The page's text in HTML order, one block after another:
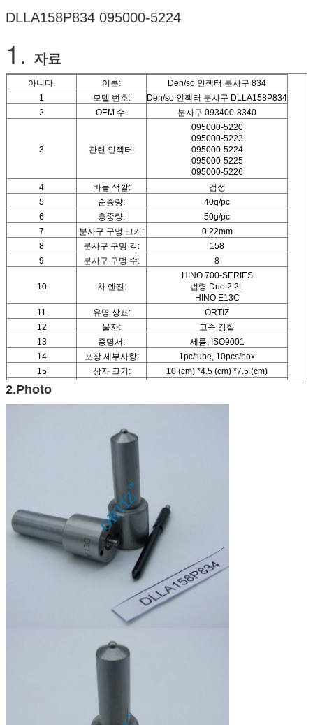
DLLA158P834 095000-5224
1. 자료
아니다. 이름:
Den/so 인젝터 분사구 834
1
모델 번호:
Den/so 인젝터 분사구 DLLA158P834
2
OEM 수: 분사구 093400-8340
3 관련 인젝터:
095000-5220
095000-5223
095000-5224
095000-5225
095000-5226
4
바늘 색깔:
검정
5
순중량:
40g/pc
6
총중량:
50g/pc
7
분사구 구멍 크기:
0.22mm
8
분사구 구멍 각:
158
9
분사구 구멍 수: 8
10 차 엔진:
HINO 700-SERIES
법령 Duo 2.2L
HINO E13C
11
유명 상표:
ORTIZ
12
물자:
고속 강철
13
증명서:
세륨, ISO9001
14
포장 세부사항:
1pc/tube, 10pcs/box
15
상자 크기:
10 (cm) *4.5 (cm) *7.5 (cm)
16
2.Photo